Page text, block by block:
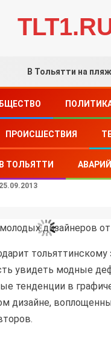
В Тольятти на
ПРОИСШЕСТВИЯ
ТОЛЬЯТТИдизайнеров
25.09.2013
тольяттинскому
увидеть модные
тенденции в
дизайне,